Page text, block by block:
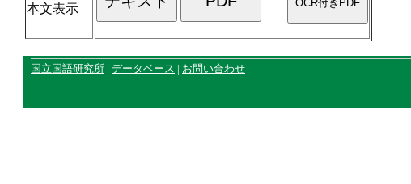
本文表示
国立国語研究所 | データベース | お問い合わせ